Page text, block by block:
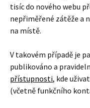
tisíc do nového webu
nepřiměřené zátěže a
na místě.
V takovém případě je
publikováno a
přístupnosti, kde
(včetně funkčního